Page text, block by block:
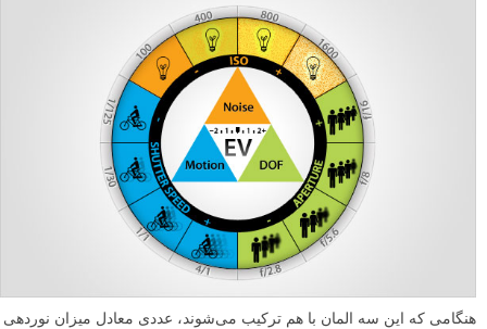
هنگامی که این سه المان با هم ترکیب می‌شوند، عددی معادل میزان نوردهی